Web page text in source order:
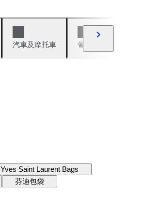
汽車及摩托車 葡萄酒與烈酒
Yves Saint Laurent Bags
芬迪包袋